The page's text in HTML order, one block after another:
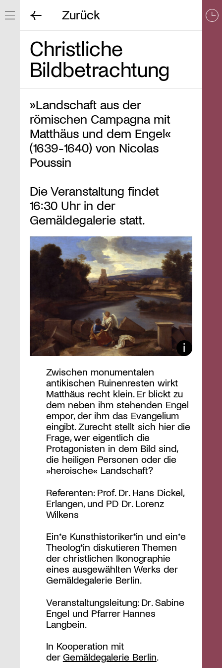
Navigation ein/ausblenden
Zurück
Christliche
Bildbetrachtung
»Landschaft aus der
römischen Campagna mit
Matthäus und dem Engel«
(1639-1640) von Nicolas
Poussin
Die Veranstaltung findet
16:30 Uhr in der
Gemäldegalerie statt.
Zwischen monumentalen
antikischen Ruinenresten wirkt
Matthäus recht klein. Er blickt zu
dem neben ihm stehenden Engel
empor, der ihm das Evangelium
eingibt. Zurecht stellt sich hier die
Frage, wer eigentlich die
Protagonisten in dem Bild sind,
die heiligen Personen oder die
»heroische« Landschaft?
Referenten: Prof. Dr. Hans Dickel,
Erlangen, und PD Dr. Lorenz
Wilkens
Ein*e Kunsthistoriker*in und ein*e
Theolog*in diskutieren Themen
der christlichen Ikonographie
eines ausgewählten Werks der
Gemäldegalerie Berlin.
Veranstaltungsleitung: Dr. Sabine
Engel und Pfarrer Hannes
Langbein.
In Kooperation mit
der Gemäldegalerie Berlin.